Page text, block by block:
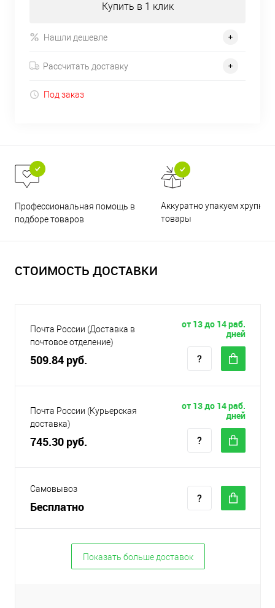
Купить в 1 клик
Нашли дешевле
Рассчитать доставку
Под заказ
Профессиональная помощь в
подборе товаров
Аккуратно упакуем хрупкие
товары
СТОИМОСТЬ ДОСТАВКИ
Почта России (Доставка в
почтовое отделение)
509.84 руб.
от 13 до 14 раб.
дней
Почта России (Курьерская
доставка)
745.30 руб.
от 13 до 14 раб.
дней
Самовывоз
Бесплатно
Показать больше доставок